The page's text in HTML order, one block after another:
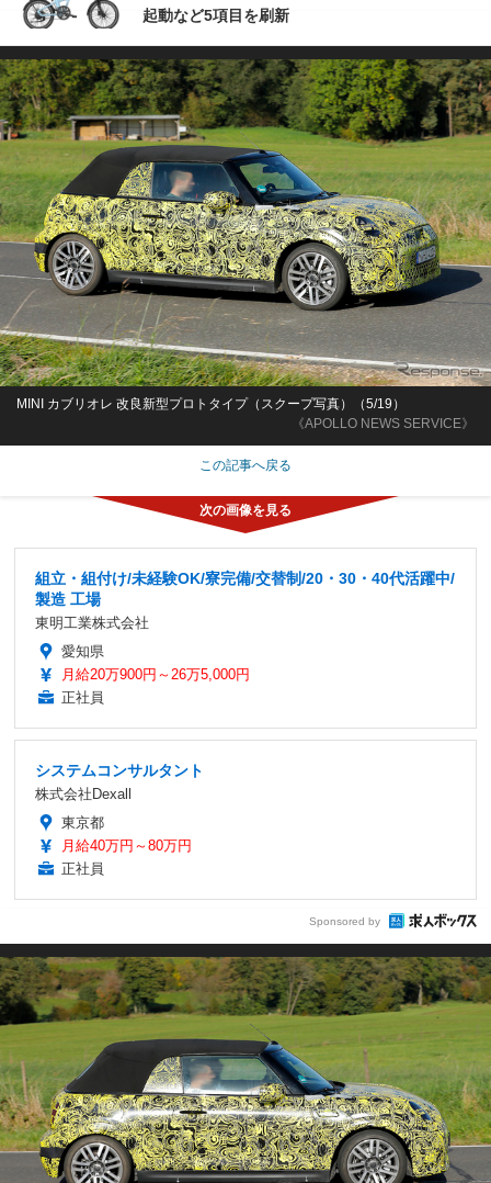
起動など5項目を刷新
《APOLLO NEWS SERVICE》
MINI カブリオレ 改良新型プロトタイプ（スクープ写真）（5/19）
この記事へ戻る
組立・組付け/未経験OK/寮完備/交替制/20・30・40代活躍中/
製造 工場
東明工業株式会社
愛知県
月給20万900円～26万5,000円
正社員
システムコンサルタント
株式会社Dexall
東京都
月給40万円～80万円
正社員
Sponsored by